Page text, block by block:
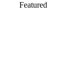
Featured